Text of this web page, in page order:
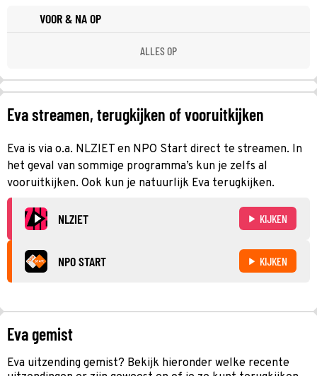
VOOR & NA OP
ALLES OP
Eva streamen, terugkijken of vooruitkijken
Eva is via o.a. NLZIET en NPO Start direct te streamen. In
het geval van sommige programma’s kun je zelfs al
vooruitkijken. Ook kun je natuurlijk Eva terugkijken.
NLZIET KIJKEN
NPO START KIJKEN
Eva gemist
Eva uitzending gemist? Bekijk hieronder welke recente